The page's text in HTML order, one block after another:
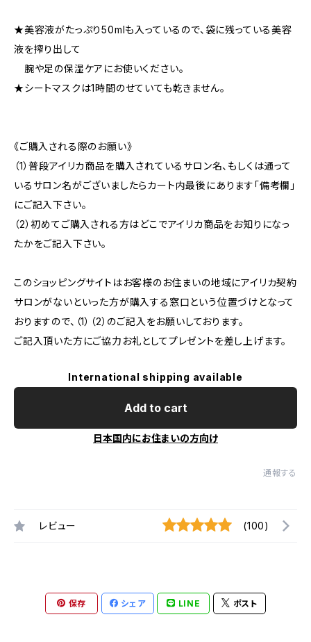
★美容液がたっぷり50mlも入っているので、袋に残っている美容
液を搾り出して
腕や足の保湿ケアにお使いください。
★シートマスクは1時間のせていても乾きません。
《ご購入される際のお願い》
（1）普段アイリカ商品を購入されているサロン名、もしくは通って
いるサロン名がございましたらカート内最後にあります「備考欄」
にご記入下さい。
（2）初めてご購入される方はどこでアイリカ商品をお知りになっ
たかをご記入下さい。
このショッピングサイトはお客様のお住まいの地域にアイリカ契約
サロンがないといった方が購入する窓口という位置づけとなって
おりますので、（1）（2）のご記入をお願いしております。
ご記入頂いた方にご協力お礼としてプレゼントを差し上げます。
International shipping available
Add to cart
日本国内にお住まいの方向け
通報する
レビュー (100)
保存 シェア LINE ポスト